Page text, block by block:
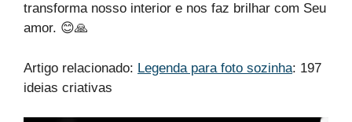
transforma nosso interior e nos faz brilhar com Seu
amor. 😊🙏
Artigo relacionado: Legenda para foto sozinha: 197
ideias criativas